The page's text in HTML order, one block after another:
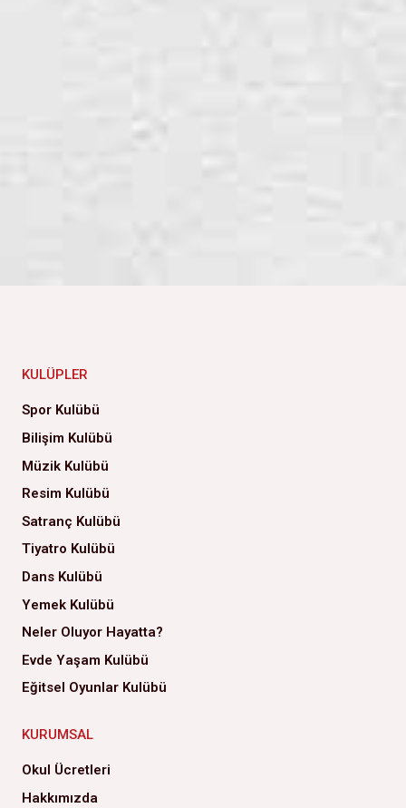
KULÜPLER
Spor Kulübü
Bilişim Kulübü
Müzik Kulübü
Resim Kulübü
Satranç Kulübü
Tiyatro Kulübü
Dans Kulübü
Yemek Kulübü
Neler Oluyor Hayatta?
Evde Yaşam Kulübü
Eğitsel Oyunlar Kulübü
KURUMSAL
Okul Ücretleri
Hakkımızda